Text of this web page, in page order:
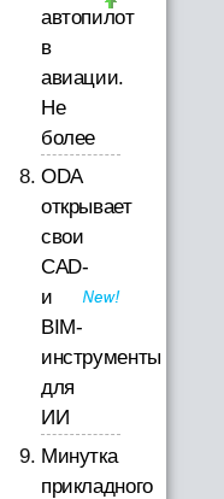
автопилот
в
авиации.
Не
более
ODA
открывает
свои
CAD-
и
BIM-
инструменты
для
ИИ
Минутка
прикладного